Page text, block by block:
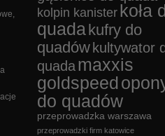
kolpin kanister koła
quada kufry do
quadów kultywator
quada maxxis
goldspeed
do quadów
przeprowadzka warszawa
przeprowadzki firm katowice